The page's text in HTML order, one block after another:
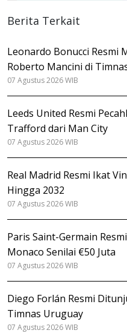
Berita Terkait
Leonardo Bonucci Resmi
Roberto Mancini di
07 Agustus 2026 WIB
Leeds United Resmi
Trafford dari Man City
07 Agustus 2026 WIB
Real Madrid Resmi Ikat
Hingga 2032
07 Agustus 2026 WIB
Paris Saint-Germain
Monaco Senilai €50 Juta
07 Agustus 2026 WIB
Diego Forlán Resmi
Timnas Uruguay
07 Agustus 2026 WIB